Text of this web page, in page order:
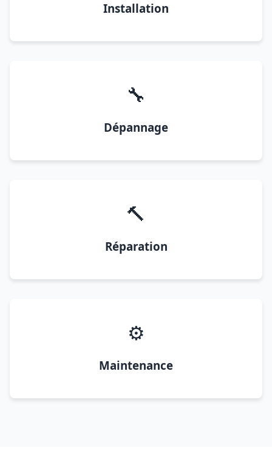
Installation
🔧
Dépannage
🔨
Réparation
⚙️
Maintenance